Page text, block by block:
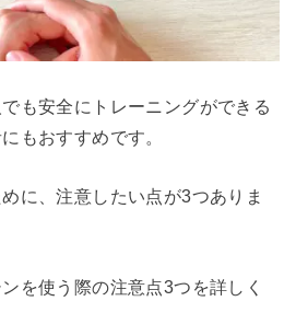
も安全にトレーニングができる
もおすすめです。
に、注意したい点が3つありま
を使う際の注意点3つを詳しく